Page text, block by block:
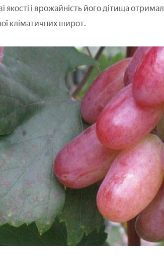
якості і врожайність його дітища
кліматичних широт.